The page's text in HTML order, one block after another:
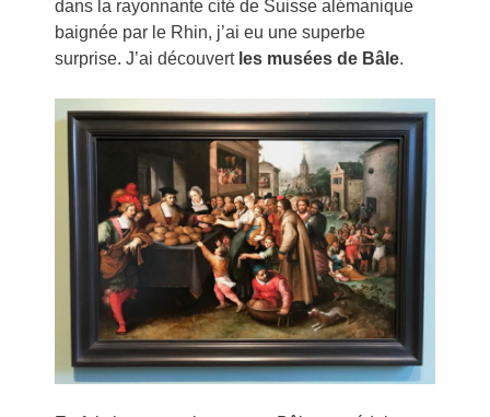
dans la rayonnante cité de Suisse alémanique
baignée par le Rhin, j’ai eu une superbe
surprise. J’ai découvert les musées de Bâle.